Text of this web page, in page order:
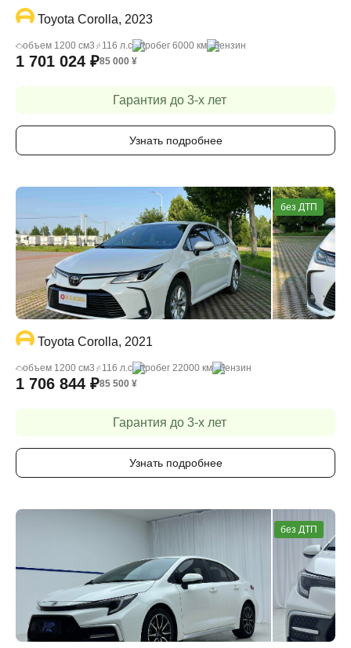
Toyota Corolla, 2023
объем 1200 cм3 116 л.с пробег 6000 км бензин
1 701 024 ₽85 000 ¥
Гарантия до 3-х лет
Узнать подробнее
без ДТП
Toyota Corolla, 2021
объем 1200 cм3 116 л.с пробег 22000 км бензин
1 706 844 ₽85 500 ¥
Гарантия до 3-х лет
Узнать подробнее
без ДТП